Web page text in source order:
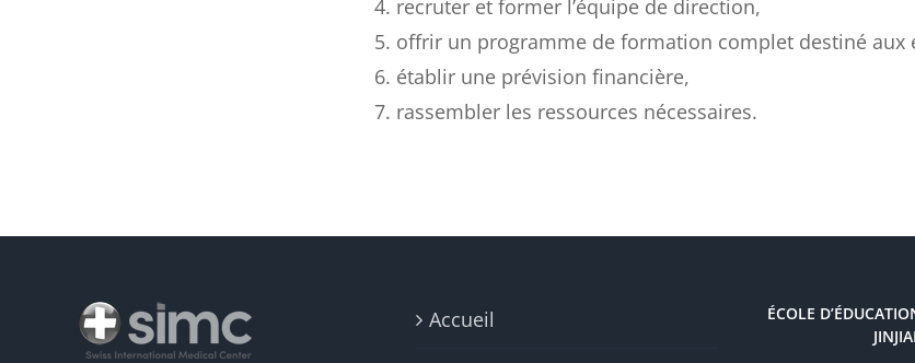
recruter et former l’équipe de direction,
offrir un programme de formation complet destiné aux
établir une prévision financière,
rassembler les ressources nécessaires.
Accueil
ÉCOLE